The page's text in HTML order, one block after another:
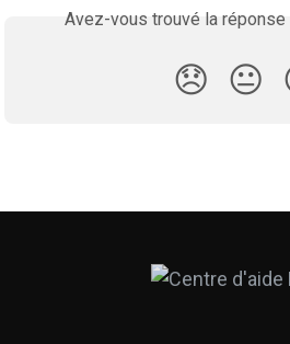
Avez-vous trouvé la
😞 😐